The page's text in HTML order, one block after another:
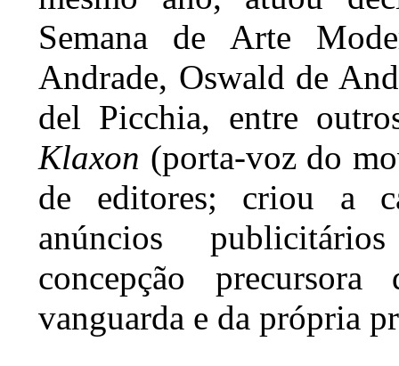
Semana de Arte
Andrade, Oswald de
del Picchia, entre
Klaxon (porta-voz do
de editores; criou a
anúncios
concepção
vanguarda e da própria